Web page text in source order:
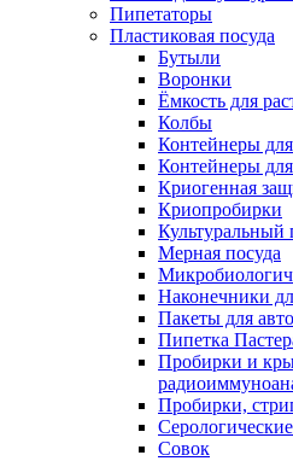
Пипетаторы
Пластиковая посуда
Бутыли
Воронки
Ёмкость для
Колбы
Контейнеры
Контейнеры
Криогенная
Криопробирки
Культуральный
Мерная посуда
Наконечники
Пакеты для
Пипетка
Пробирки и
Пробирки,
Совок